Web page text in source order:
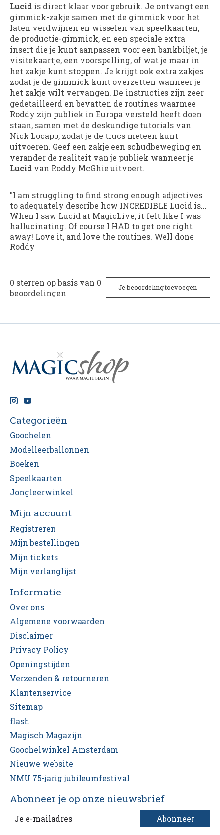
Lucid is direct klaar voor gebruik. Je ontvangt een
gimmick-zakje samen met de gimmick voor het
laten verdwijnen en wisselen van speelkaarten,
de productie-gimmick, en een speciale extra
insert die je kunt aanpassen voor een bankbiljet, je
visitekaartje, een voorspelling, of wat je maar in
het zakje kunt stoppen. Je krijgt ook extra zakjes
zodat je de gimmick kunt overzetten wanneer je
het zakje wilt vervangen. De instructies zijn zeer
gedetailleerd en bevatten de routines waarmee
Roddy zijn publiek in Europa versteld heeft doen
staan, samen met de deskundige tutorials van
Nick Locapo, zodat je de trucs meteen kunt
uitvoeren. Geef een zakje een schudbeweging en
verander de realiteit van je publiek wanneer je
Lucid van Roddy McGhie uitvoert.
"I am struggling to find strong enough adjectives
to adequately describe how INCREDIBLE Lucid is...
When I saw Lucid at MagicLive, it felt like I was
hallucinating. Of course I HAD to get one right
away! Love it, and love the routines. Well done
Roddy
0 sterren op basis van 0
beoordelingen
Je beoordeling toevoegen
Categorieën
Goochelen
Modelleerballonnen
Boeken
Speelkaarten
Jongleerwinkel
Mijn account
Registreren
Mijn bestellingen
Mijn tickets
Mijn verlanglijst
Informatie
Over ons
Algemene voorwaarden
Disclaimer
Privacy Policy
Openingstijden
Verzenden & retourneren
Klantenservice
Sitemap
flash
Magisch Magazijn
Goochelwinkel Amsterdam
Nieuwe website
NMU 75-jarig jubileumfestival
Abonneer je op onze nieuwsbrief
Abonneer